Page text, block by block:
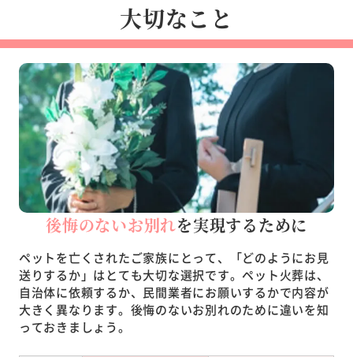
大切なこと
後悔のないお別れを実現するために
ペットを亡くされたご家族にとって、「どのようにお見
送りするか」はとても大切な選択です。ペット火葬は、
自治体に依頼するか、民間業者にお願いするかで内容が
大きく異なります。後悔のないお別れのために違いを知
っておきましょう。